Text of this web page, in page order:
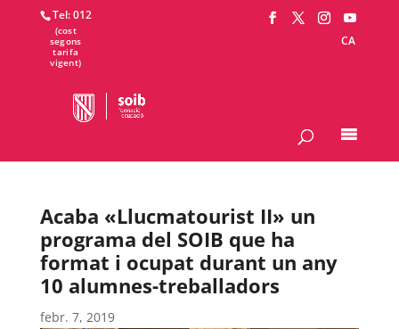
Tel: 012
CA
Acaba «Llucmatourist II» un
programa del SOIB que ha
format i ocupat durant un any
10 alumnes-treballadors
febr. 7, 2019